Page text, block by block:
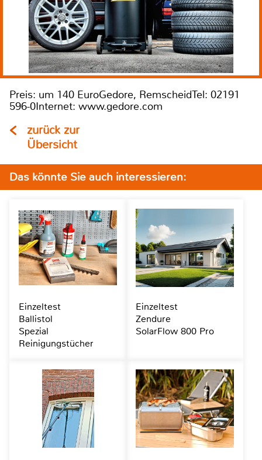
Preis: um 140 EuroGedore, RemscheidTel: 02191
596-0Internet: www.gedore.com
zurück zur
Übersicht
Das könnte Sie auch interessieren:
Einzeltest
Ballistol
Spezial
Reinigungstücher
Einzeltest
Zendure
SolarFlow 800 Pro